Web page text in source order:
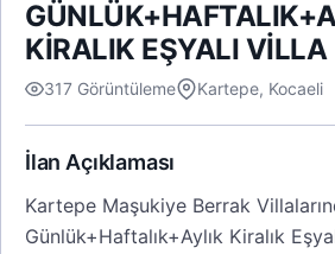
KİRALIK EŞYALI VİLLA
317 Görüntüleme Kartepe, Kocaeli
İlan Açıklaması
Kartepe Maşukiye Berrak
Günlük+Haftalık+Aylık Kiralık